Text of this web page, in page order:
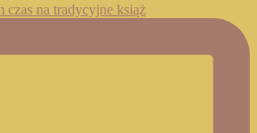
czas na tradycyjne książ